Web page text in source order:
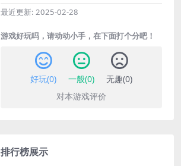
最近更新: 2025-02-28
游戏好玩吗，请动动小手，在下面打个分吧！
好玩(0) 一般(0) 无趣(0)
对本游戏评价
排行榜展示